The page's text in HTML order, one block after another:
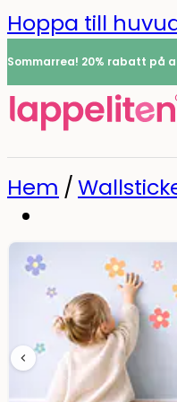
Hoppa till
Sommarrea! 20% rabatt på
Namnlappar
Alla
Hem /